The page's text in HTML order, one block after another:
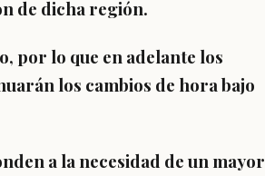
de dicha región.
por lo que en adelante los
los cambios de hora bajo
a la necesidad de un mayor